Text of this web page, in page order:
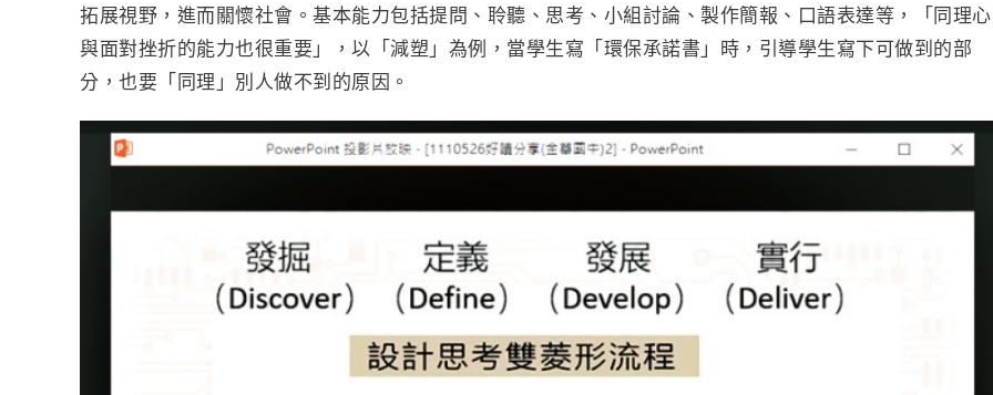
拓展視野，進而關懷社會。基本能力包括提問、聆聽、思考、小組討論、製作簡報、口語表達等，「同理心
與面對挫折的能力也很重要」，以「減塑」為例，當學生寫「環保承諾書」時，引導學生寫下可做到的部
分，也要「同理」別人做不到的原因。